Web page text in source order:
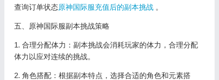
查询订单状态原神国际服充值后的副本挑战。
五、原神国际服副本挑战策略
1. 合理分配体力：副本挑战会消耗玩家的体力，合理分配
体力以应对连续的挑战。
2. 角色搭配：根据副本特点，选择合适的角色和元素搭